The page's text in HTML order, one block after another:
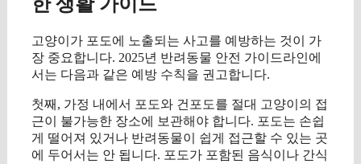
한 생활 가이드
고양이가 포도에 노출되는 사고를 예방하는 것이 가
장 중요합니다. 2025년 반려동물 안전 가이드라인에
서는 다음과 같은 예방 수칙을 권고합니다.
첫째, 가정 내에서 포도와 건포도를 절대 고양이의 접
근이 불가능한 장소에 보관해야 합니다. 포도는 손쉽
게 떨어져 있거나 반려동물이 쉽게 접근할 수 있는 곳
에 두어서는 안 됩니다. 포도가 포함된 음식이나 간식